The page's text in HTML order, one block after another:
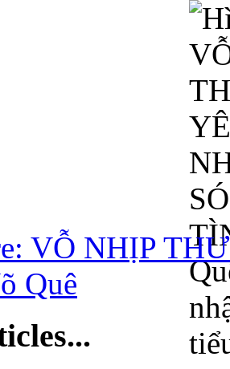
VỖ NHỊP
Quê